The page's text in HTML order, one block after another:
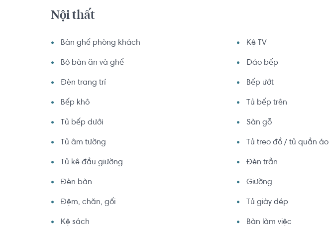
Nội thất
Bàn ghế phòng khách Kệ TV
Bộ bàn ăn và ghế Đảo bếp
Đèn trang trí Bếp ướt
Bếp khô Tủ bếp trên
Tủ bếp dưới Sàn gỗ
Tủ âm tường Tủ treo đồ / tủ quần áo
Tủ kê đầu giường Đèn trần
Đèn bàn Giường
Đệm, chăn, gối Tủ giày dép
Kệ sách Bàn làm việc